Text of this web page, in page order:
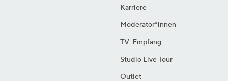
Karriere
Moderator*innen
TV-Empfang
Studio Live Tour
Outlet